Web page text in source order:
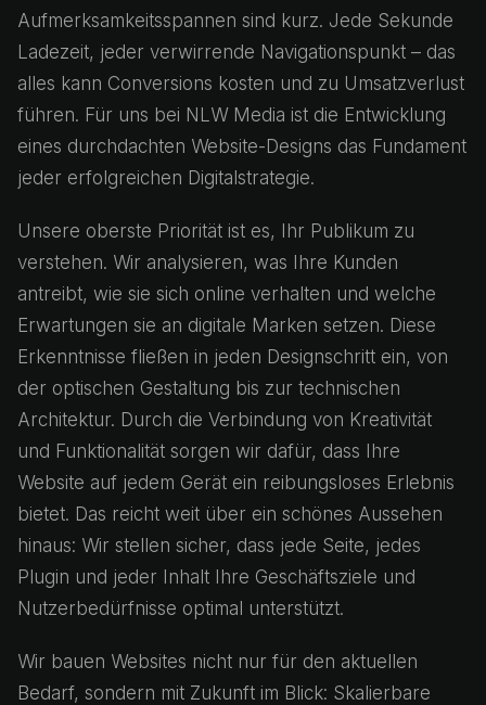
Aufmerksamkeitsspannen sind kurz. Jede Sekunde
Ladezeit, jeder verwirrende Navigationspunkt – das
alles kann Conversions kosten und zu Umsatzverlust
führen. Für uns bei NLW Media ist die Entwicklung
eines durchdachten Website-Designs das Fundament
jeder erfolgreichen Digitalstrategie.
Unsere oberste Priorität ist es, Ihr Publikum zu
verstehen. Wir analysieren, was Ihre Kunden
antreibt, wie sie sich online verhalten und welche
Erwartungen sie an digitale Marken setzen. Diese
Erkenntnisse fließen in jeden Designschritt ein, von
der optischen Gestaltung bis zur technischen
Architektur. Durch die Verbindung von Kreativität
und Funktionalität sorgen wir dafür, dass Ihre
Website auf jedem Gerät ein reibungsloses Erlebnis
bietet. Das reicht weit über ein schönes Aussehen
hinaus: Wir stellen sicher, dass jede Seite, jedes
Plugin und jeder Inhalt Ihre Geschäftsziele und
Nutzerbedürfnisse optimal unterstützt.
Wir bauen Websites nicht nur für den aktuellen
Bedarf, sondern mit Zukunft im Blick: Skalierbare